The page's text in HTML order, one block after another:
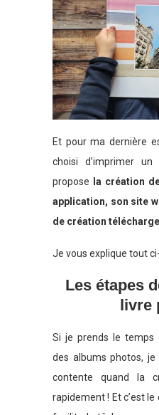
Et pour ma dernière
choisi d’imprimer un
propose
la création
application, son site
de création
Je vous explique tout
Les étapes
livre
Si je prends le temps
des albums photos,
contente quand la
rapidement ! Et c’est le